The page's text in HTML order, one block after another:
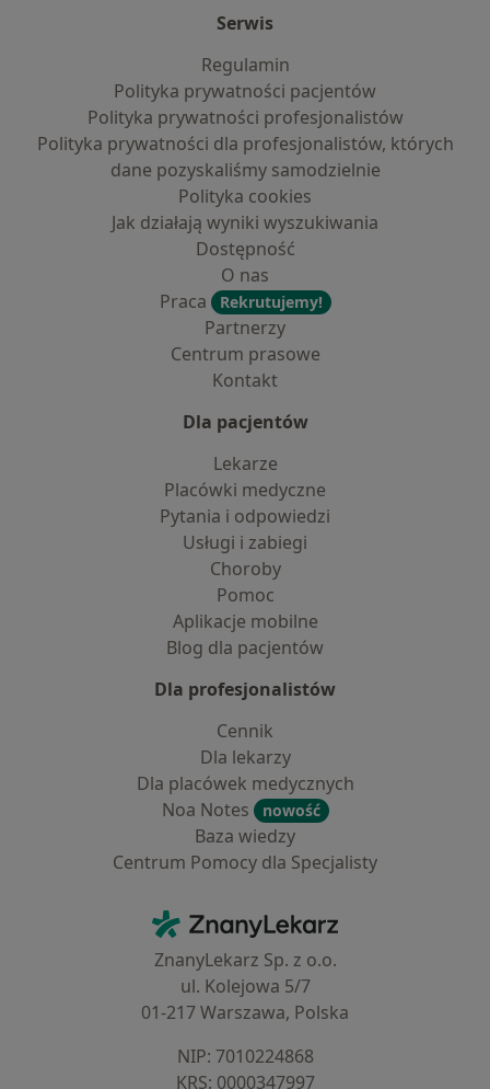
Serwis
Regulamin
Polityka prywatności pacjentów
Polityka prywatności profesjonalistów
Polityka prywatności dla profesjonalistów, których
dane pozyskaliśmy samodzielnie
Polityka cookies
Jak działają wyniki wyszukiwania
Dostępność
O nas
Praca
Rekrutujemy!
Partnerzy
Centrum prasowe
Kontakt
Dla pacjentów
Lekarze
Placówki medyczne
Pytania i odpowiedzi
Usługi i zabiegi
Choroby
Pomoc
Aplikacje mobilne
Blog dla pacjentów
Dla profesjonalistów
Cennik
Dla lekarzy
Dla placówek medycznych
Noa Notes
nowość
Baza wiedzy
Centrum Pomocy dla Specjalisty
ZnanyLekarz - Strona główna
ZnanyLekarz Sp. z o.o.
ul. Kolejowa 5/7
01-217 Warszawa, Polska
NIP: ⁠7010224868
KRS: ⁠0000347997